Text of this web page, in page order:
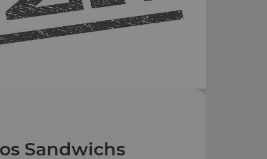
Sandwichs